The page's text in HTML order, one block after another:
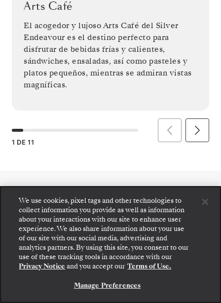
Arts Café
El acogedor y lujoso Arts Café del Silver
Endeavour es el destino perfecto para
disfrutar de bebidas frías y calientes,
sándwiches, ensaladas, así como pasteles y
platos pequeños, mientras se admiran vistas
magníficas.
1 DE 11
Suba a bordo: elija su suite y revise las tarifas y los
servicios incluidos antes de confirmar de forma
segura su viaje con Silversea.
RESERVE SU SUITE
We use cookies, pixel tags and other technologies to
collect information you provide as well as information
about your interactions with our site to enhance user
experience. We also share information about your use
of our site with our social media, advertising and
analytics partners. By using this site, you consent to our
use of these tracking tools in accordance with our
Privacy Notice and you accept our Terms of Use.
Manage Preferences